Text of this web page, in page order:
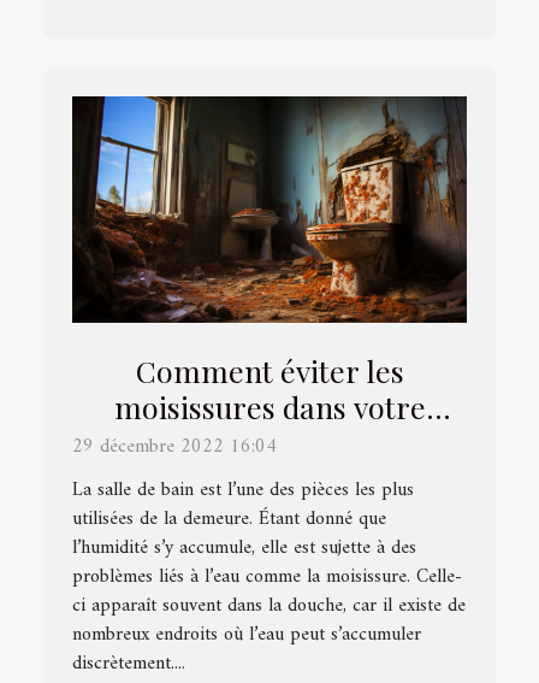
Comment éviter les
moisissures dans votre
toilette ?
29 décembre 2022 16:04
La salle de bain est l’une des pièces les plus
utilisées de la demeure. Étant donné que
l’humidité s’y accumule, elle est sujette à des
problèmes liés à l’eau comme la moisissure. Celle-
ci apparaît souvent dans la douche, car il existe de
nombreux endroits où l’eau peut s’accumuler
discrètement....